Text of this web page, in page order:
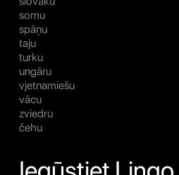
somu
spāņu
taju
turku
ungāru
vjetnamiešu
vācu
zviedru
čehu